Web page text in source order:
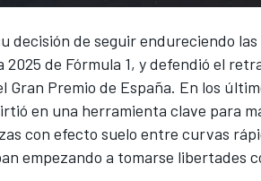
decisión de seguir endureciendo
de Fórmula 1, y defendió el
Gran Premio de España. En los
en una herramienta clave para
con efecto suelo entre curvas
empezando a tomarse libertades